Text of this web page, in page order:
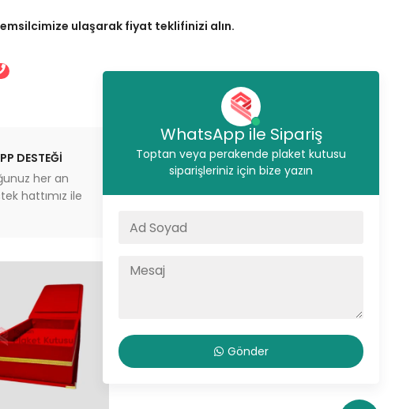
ulaşarak fiyat teklifinizi alın.
DESTEĞİ
her an
hattımız ile
STOKTAN GÖNDERİM
İstanbul’da aynı gün sevkiyat
veya depodan teslimat imkanı
WhatsApp ile Sipariş
Toptan veya perakende plaket kutusu
siparişleriniz için bize yazın
Gönder